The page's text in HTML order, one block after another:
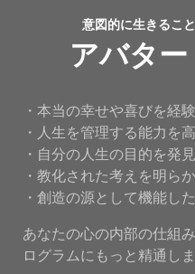
意図的に生きるこ
アバタ
・本当の幸せや喜びを経
・人生を管理する能力を
・自分の人生の目的を発
・教化された考えを明ら
・創造の源として機能し
あなたの心の内部の仕組
ログラムにもっと精通しま